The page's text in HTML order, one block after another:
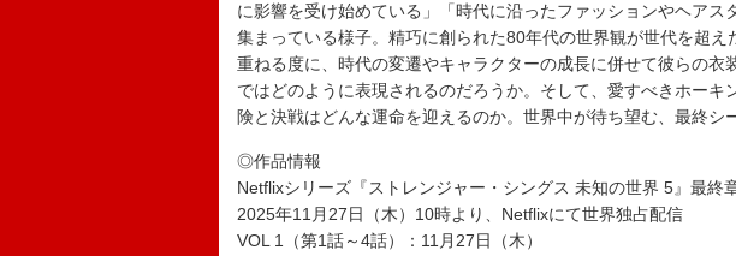
に影響を受け始めている」「時代に沿ったファッションやヘアス
集まっている様子。精巧に創られた80年代の世界観が世代を超え
重ねる度に、時代の変遷やキャラクターの成長に併せて彼らの衣
ではどのように表現されるのだろうか。そして、愛すべきホーキ
険と決戦はどんな運命を迎えるのか。世界中が待ち望む、最終シ
◎作品情報
Netflixシリーズ『ストレンジャー・シングス 未知の世界 5』最終
2025年11月27日（木）10時より、Netflixにて世界独占配信
VOL 1（第1話～4話）：11月27日（木）